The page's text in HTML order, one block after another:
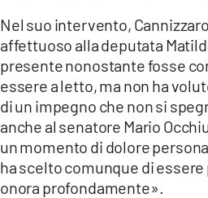
Nel suo intervento,
affettuoso alla deputata
presente nonostante fosse
essere a letto, ma non ha
di un impegno che non si
anche al senatore Mario
un momento di dolore
ha scelto comunque di
onora profondamente».